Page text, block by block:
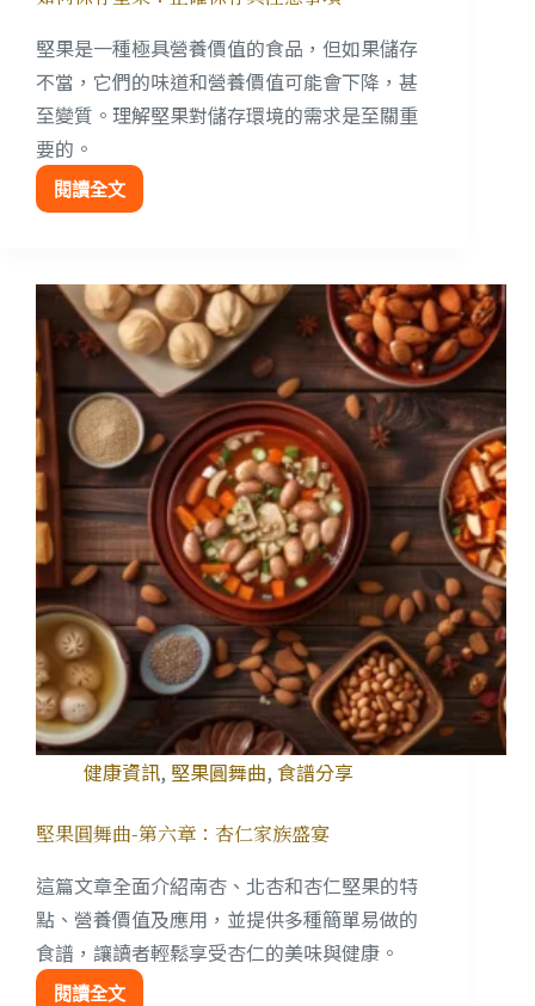
堅果是一種極具營養價值的食品，但如果儲存
不當，它們的味道和營養價值可能會下降，甚
至變質。理解堅果對儲存環境的需求是至關重
要的。
閱讀全文
健康資訊, 堅果圓舞曲, 食譜分享
堅果圓舞曲-第六章：杏仁家族盛宴
這篇文章全面介紹南杏、北杏和杏仁堅果的特
點、營養價值及應用，並提供多種簡單易做的
食譜，讓讀者輕鬆享受杏仁的美味與健康。
閱讀全文